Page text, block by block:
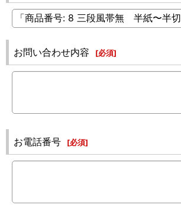
お問い合わせ内容 [必須]
お電話番号 [必須]